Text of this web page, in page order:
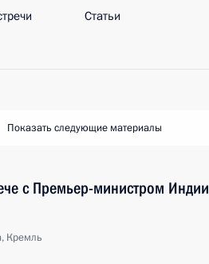
Статьи
Показать следующие материалы
с Премьер-министром Индии
Кремль